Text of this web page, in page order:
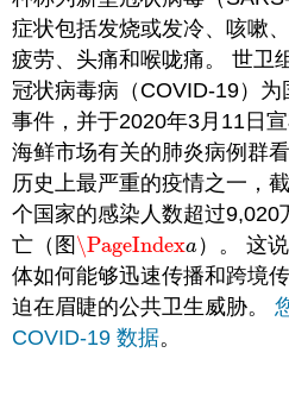
症状包括发烧或发冷、咳嗽
疲劳、头痛和喉咙痛。 世卫
冠状病毒病（COVID-19）
事件，并于2020年3月11日
海鲜市场有关的肺炎病例群
历史上最严重的疫情之一，
个国家的感染人数超过9,020
亡（图 \PageIndexa
\PageIndexa）。 这
体如何能够迅速传播和跨境
迫在眉睫的公共卫生威胁。
COVID-19 数据。